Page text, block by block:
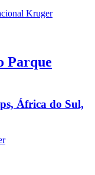
Parque
África do Sul,